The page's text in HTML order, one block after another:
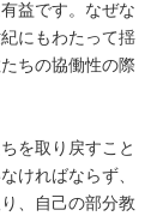
益です。なぜな
にもわたって揺
ちの協働性の際
を取り戻すこと
ければならず、
、自己の部分教